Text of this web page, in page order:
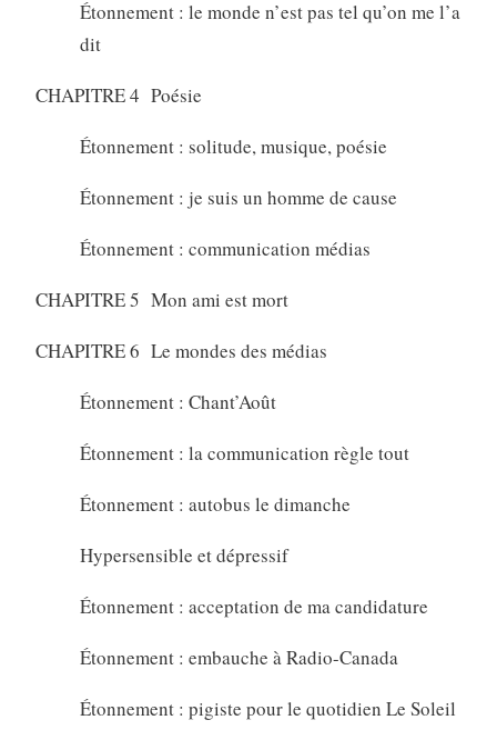
Étonnement : le monde n’est pas tel qu’on me l’a
dit
CHAPITRE 4 Poésie
Étonnement : solitude, musique, poésie
Étonnement : je suis un homme de cause
Étonnement : communication médias
CHAPITRE 5 Mon ami est mort
CHAPITRE 6 Le mondes des médias
Étonnement : Chant’Août
Étonnement : la communication règle tout
Étonnement : autobus le dimanche
Hypersensible et dépressif
Étonnement : acceptation de ma candidature
Étonnement : embauche à Radio-Canada
Étonnement : pigiste pour le quotidien Le Soleil